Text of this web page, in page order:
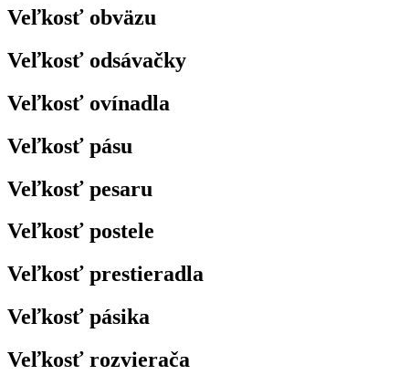
Veľkosť obväzu
Veľkosť odsávačky
Veľkosť ovínadla
Veľkosť pásu
Veľkosť pesaru
Veľkosť postele
Veľkosť prestieradla
Veľkosť pásika
Veľkosť rozvierača